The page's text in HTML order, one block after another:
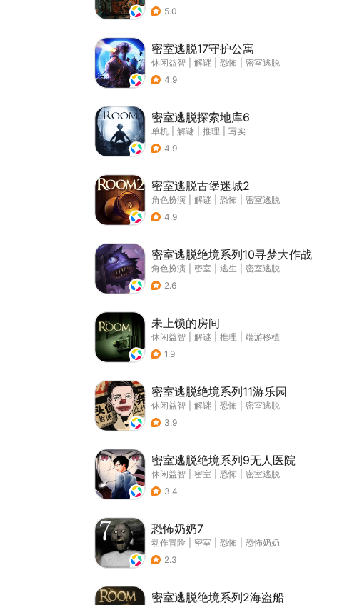
5.0
密室逃脱17守护公寓
休闲益智 解谜 恐怖
密室逃脱
4.9
密室逃脱探索地库6
单机 解谜 推理
写实
4.9
密室逃脱古堡迷城2
角色扮演 解谜 恐怖
密室逃脱
4.9
密室逃脱绝境系列10寻梦大作战
角色扮演 密室 逃生
密室逃脱
2.6
未上锁的房间
休闲益智 解谜 推理
端游移植
1.9
密室逃脱绝境系列11游乐园
休闲益智 解谜 恐怖
密室逃脱
3.9
密室逃脱绝境系列9无人医院
休闲益智 密室 恐怖
密室逃脱
3.4
恐怖奶奶7
动作冒险 密室 恐怖
恐怖奶奶
2.3
密室逃脱绝境系列2海盗船